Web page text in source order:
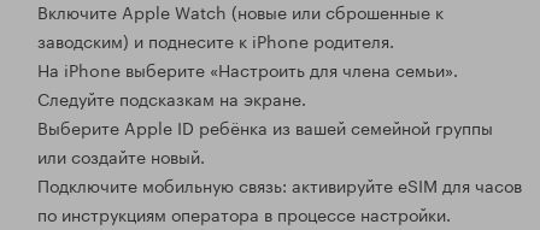
Включите Apple Watch (новые или сброшенные к
заводским) и поднесите к iPhone родителя.
На iPhone выберите «Настроить для члена семьи».
Следуйте подсказкам на экране.
Выберите Apple ID ребёнка из вашей семейной группы
или создайте новый.
Подключите мобильную связь: активируйте eSIM для часов
по инструкциям оператора в процессе настройки.